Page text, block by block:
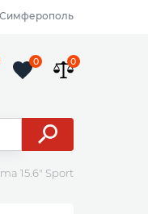
Симферополь
0 0
15.6" Sportsline